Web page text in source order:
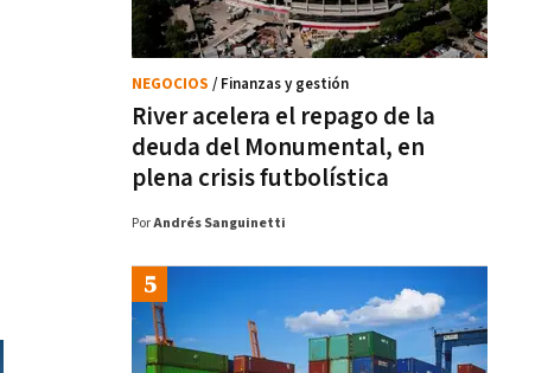
River acelera el repago de la
deuda del Monumental, en
plena crisis futbolística
NEGOCIOS / Finanzas y gestión
PorAndrés Sanguinetti